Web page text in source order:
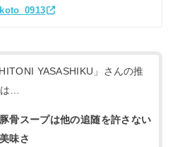
YASASHIKU」さんの推
は…
骨スープは他の追随を許さない
味さ